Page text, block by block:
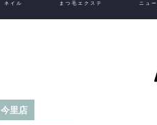
ネイル まつ毛エクステ ニュー
今里店